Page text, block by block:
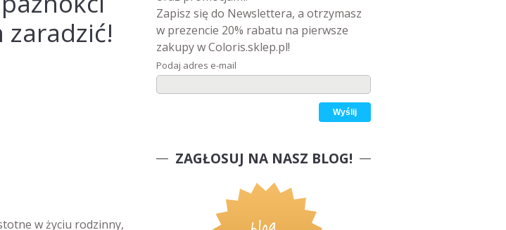
w życiu rodzinny,
Zapisz się do Newslettera, a otrzymasz
w prezencie 20% rabatu na pierwsze
zakupy w Coloris.sklep.pl!
Podaj adres e-mail
ZAGŁOSUJ NA NASZ BLOG!